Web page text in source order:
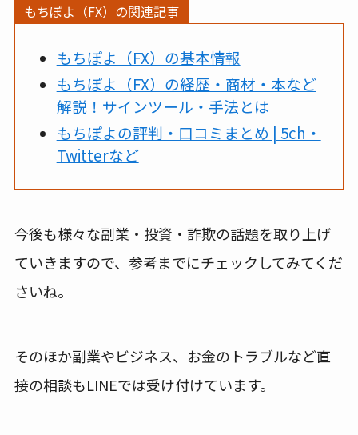
もちぽよ（FX）の関連記事
もちぽよ（FX）の基本情報
もちぽよ（FX）の経歴・商材・本など
解説！サインツール・手法とは
もちぽよの評判・口コミまとめ | 5ch・
Twitterなど
今後も様々な副業・投資・詐欺の話題を取り上げ
ていきますので、参考までにチェックしてみてくだ
さいね。
そのほか副業やビジネス、お金のトラブルなど直
接の相談もLINEでは受け付けています。